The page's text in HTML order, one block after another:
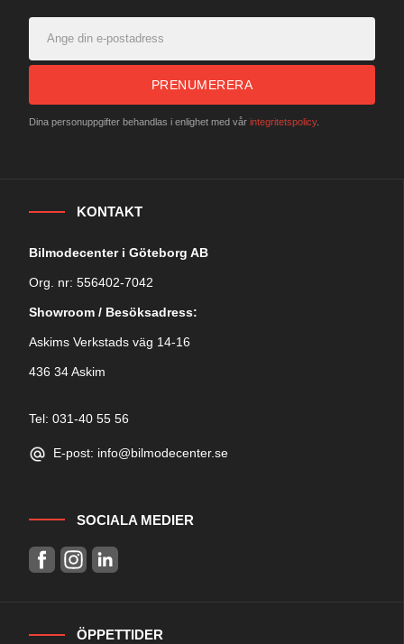
PRENUMERERA
Dina personuppgifter behandlas i enlighet med vår integritetspolicy.
KONTAKT
Bilmodecenter i Göteborg AB
Org. nr: 556402-7042
Showroom / Besöksadress:
Askims Verkstads väg 14-16
436 34 Askim
Tel: 031-40 55 56
E-post: info@bilmodecenter.se
SOCIALA MEDIER
ÖPPETTIDER